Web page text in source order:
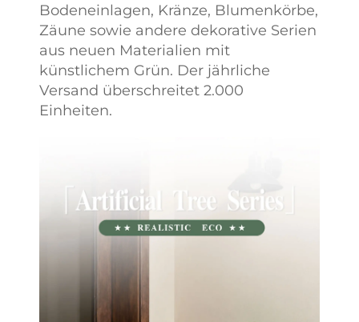
Bodeneinlagen, Kränze, Blumenkörbe,
Zäune sowie andere dekorative Serien
aus neuen Materialien mit
künstlichem Grün. Der jährliche
Versand überschreitet 2.000
Einheiten.